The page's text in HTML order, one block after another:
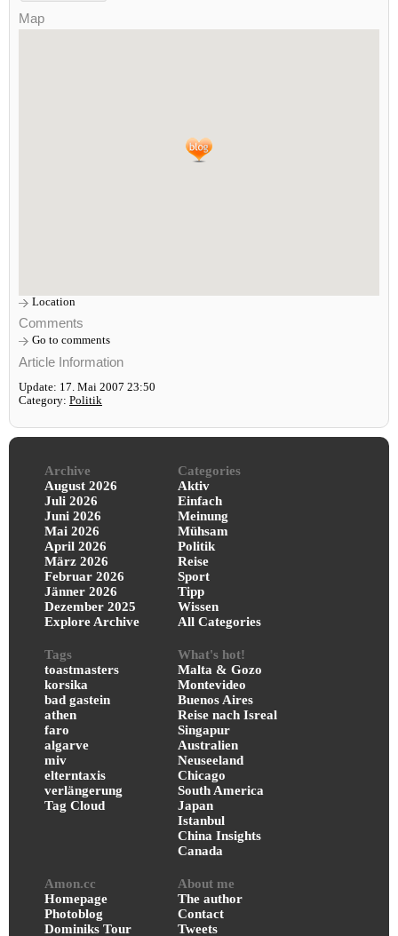
Map
Location
Comments
Go to comments
Article Information
Update: 17. Mai 2007 23:50
Category: Politik
Archive
August 2026
Juli 2026
Juni 2026
Mai 2026
April 2026
März 2026
Februar 2026
Jänner 2026
Dezember 2025
Explore Archive
Categories
Aktiv
Einfach
Meinung
Mühsam
Politik
Reise
Sport
Tipp
Wissen
All Categories
Tags
toastmasters
korsika
bad gastein
athen
faro
algarve
miv
elterntaxis
verlängerung
Tag Cloud
What's hot!
Malta & Gozo
Montevideo
Buenos Aires
Reise nach Isreal
Singapur
Australien
Neuseeland
Chicago
South America
Japan
Istanbul
China Insights
Canada
Amon.cc
Homepage
Photoblog
Dominiks Tour
About me
The author
Contact
Tweets